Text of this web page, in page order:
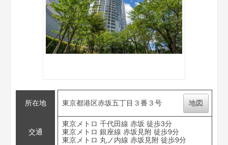
所在地 東京都港区赤坂五丁目３番３号 地図
交通
東京メトロ 千代田線 赤坂 徒歩3分
東京メトロ 銀座線 赤坂見附 徒歩9分
東京メトロ 丸ノ内線 赤坂見附 徒歩9分